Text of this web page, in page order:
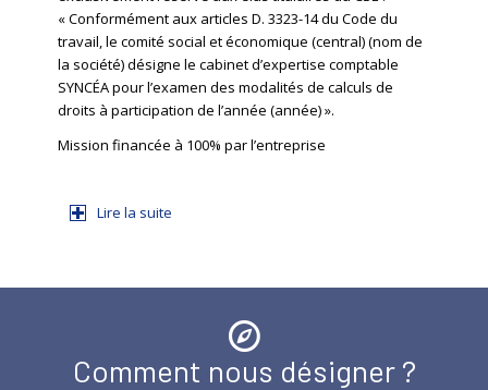
« Conformément aux articles D. 3323-14 du Code du
travail, le comité social et économique (central) (nom de
la société) désigne le cabinet d’expertise comptable
SYNCÉA pour l’examen des modalités de calculs de
droits à participation de l’année (année) ».
Mission financée à 100% par l’entreprise
Lire la suite
Comment nous désigner ?